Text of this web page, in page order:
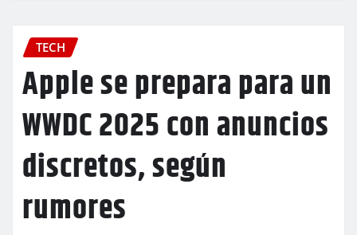
TECH
Apple se prepara para un
WWDC 2025 con anuncios
discretos, según
rumores